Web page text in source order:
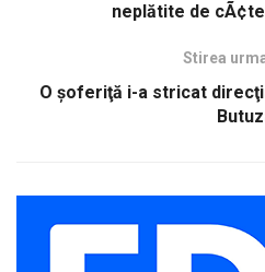
neplătite de
Stirea
O şoferiţă i-a stricat